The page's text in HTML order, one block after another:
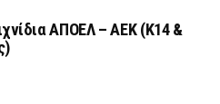
ΑΠΟΕΛ – ΑΕΚ (Κ14 &